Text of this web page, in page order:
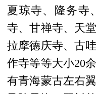
夏琼寺、隆务寺
寺、甘禅寺、天
拉摩德庆寺、古
作寺等等大小20
有青海蒙古左右